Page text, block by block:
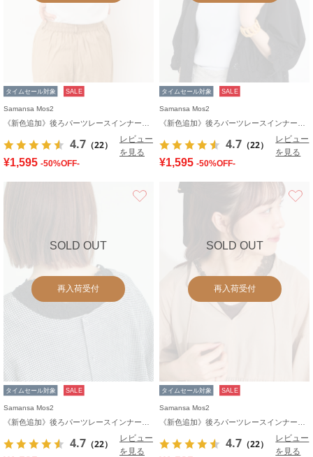
タイムセール対象 SALE
Samansa Mos2
4.7 （22）
レビュー
を見る
¥1,595 -50%OFF-
タイムセール対象 SALE
Samansa Mos2
4.7 （22）
レビュー
を見る
¥1,595 -50%OFF-
SOLD OUT
再入荷受付
お気に入り
タイムセール対象 SALE
Samansa Mos2
4.7 （22）
レビュー
を見る
SOLD OUT
再入荷受付
タイムセール対象 SALE
Samansa Mos2
4.7 （22）
レビュー
を見る